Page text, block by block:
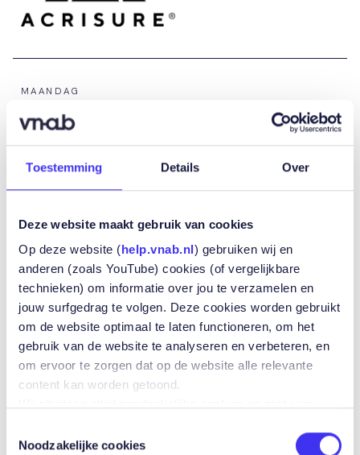
Toestemming Details Over
Deze website maakt gebruik van cookies
Op deze website (help.vnab.nl) gebruiken wij en
anderen (zoals YouTube) cookies (of vergelijkbare
technieken) om informatie over jou te verzamelen en
jouw surfgedrag te volgen. Deze cookies worden gebruikt
om de website optimaal te laten functioneren, om het
gebruik van de website te analyseren en verbeteren, en
om ervoor te zorgen dat op de website alle relevante
content kan worden getoond.
cookies die jouw voorkeuren bijhouden, analytische
Noodzakelijke cookies
MAANDAG
21 SEPTEMBER
LUNCH & LEARN
Lunch & Learn
AI in de verzekeringsmarkt